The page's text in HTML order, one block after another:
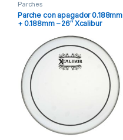
Parches
Parche con apagador 0.188mm
+ 0.188mm – 26″ Xcalibur